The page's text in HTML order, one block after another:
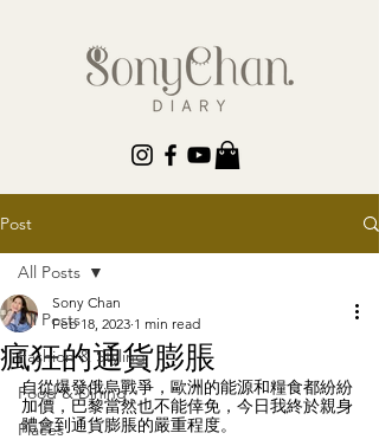
Post
All Posts
Fashion & Styling
Food & Dining
Places
All Posts
瘋狂的通貨膨脹
Sony Chan
Feb 18, 2023 1 min read
自從爆發俄烏戰爭，歐洲的能源和糧食都紛紛
加價，巴黎當然也不能倖免，今日我終於親身
體會到通貨膨脹的嚴重程度。